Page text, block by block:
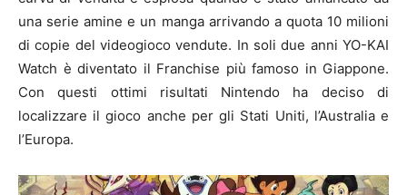
una serie amine e un manga arrivando a quota 10 milioni
di copie del videogioco vendute. In soli due anni YO-KAI
Watch è diventato il Franchise più famoso in Giappone.
Con questi ottimi risultati Nintendo ha deciso di
localizzare il gioco anche per gli Stati Uniti, l’Australia e
l’Europa.